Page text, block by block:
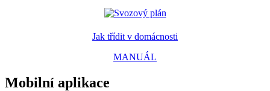
Jak třídit v domácnosti
MANUÁL
Mobilní aplikace